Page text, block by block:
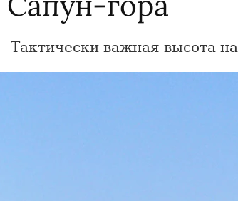
Тактически важная высота